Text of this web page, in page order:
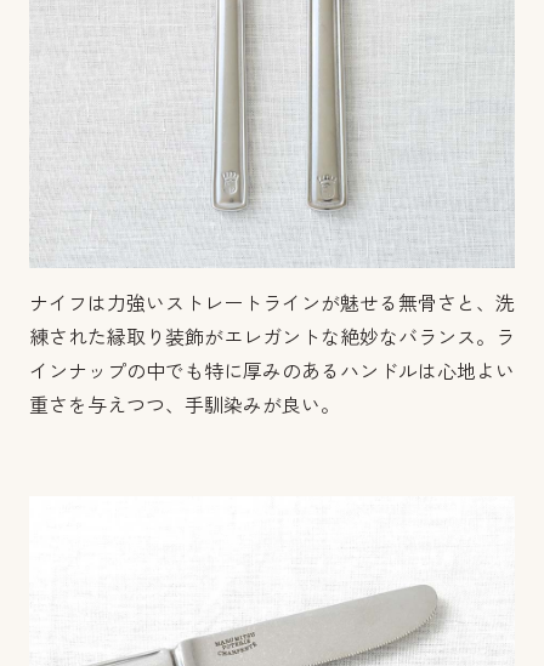
ナイフは力強いストレートラインが魅せる無骨さと、洗
練された縁取り装飾がエレガントな絶妙なバランス。ラ
インナップの中でも特に厚みのあるハンドルは心地よい
重さを与えつつ、手馴染みが良い。